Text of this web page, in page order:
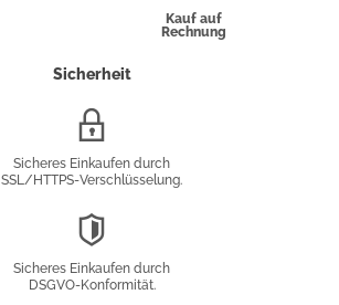
Kauf auf
Rechnung
Sicherheit
Sicheres Einkaufen durch
SSL/HTTPS-Verschlüsselung.
Sicheres Einkaufen durch
DSGVO-Konformität.